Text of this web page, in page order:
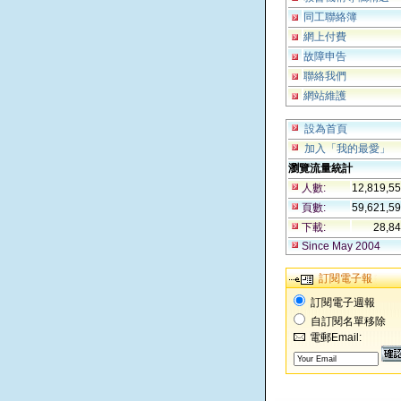
同工聯絡簿
網上付費
故障申告
聯絡我們
網站維護
設為首頁
加入「我的最愛」
瀏覽流量統計
人數:
頁數:
下載:
Since May 2004
訂閱電子報
訂閱電子週報
自訂閱名單移除
電郵Email: